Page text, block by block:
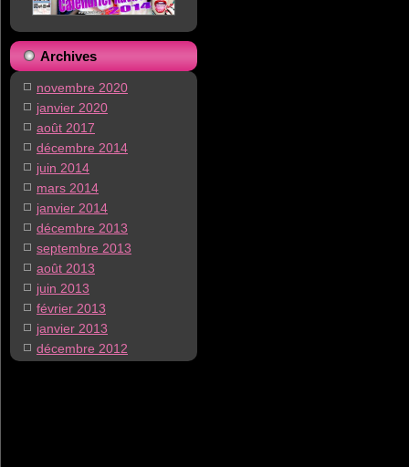
Archives
novembre 2020
janvier 2020
août 2017
décembre 2014
juin 2014
mars 2014
janvier 2014
décembre 2013
septembre 2013
août 2013
juin 2013
février 2013
janvier 2013
décembre 2012